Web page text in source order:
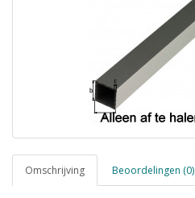
Omschrijving Beoordelingen (0)